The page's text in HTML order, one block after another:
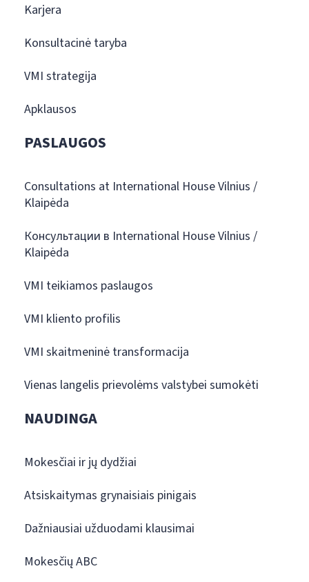
Karjera
Konsultacinė taryba
VMI strategija
Apklausos
PASLAUGOS
Consultations at International House Vilnius /
Klaipėda
Консультации в International House Vilnius /
Klaipėda
VMI teikiamos paslaugos
VMI kliento profilis
VMI skaitmeninė transformacija
Vienas langelis prievolėms valstybei sumokėti
NAUDINGA
Mokesčiai ir jų dydžiai
Atsiskaitymas grynaisiais pinigais
Dažniausiai užduodami klausimai
Mokesčių ABC